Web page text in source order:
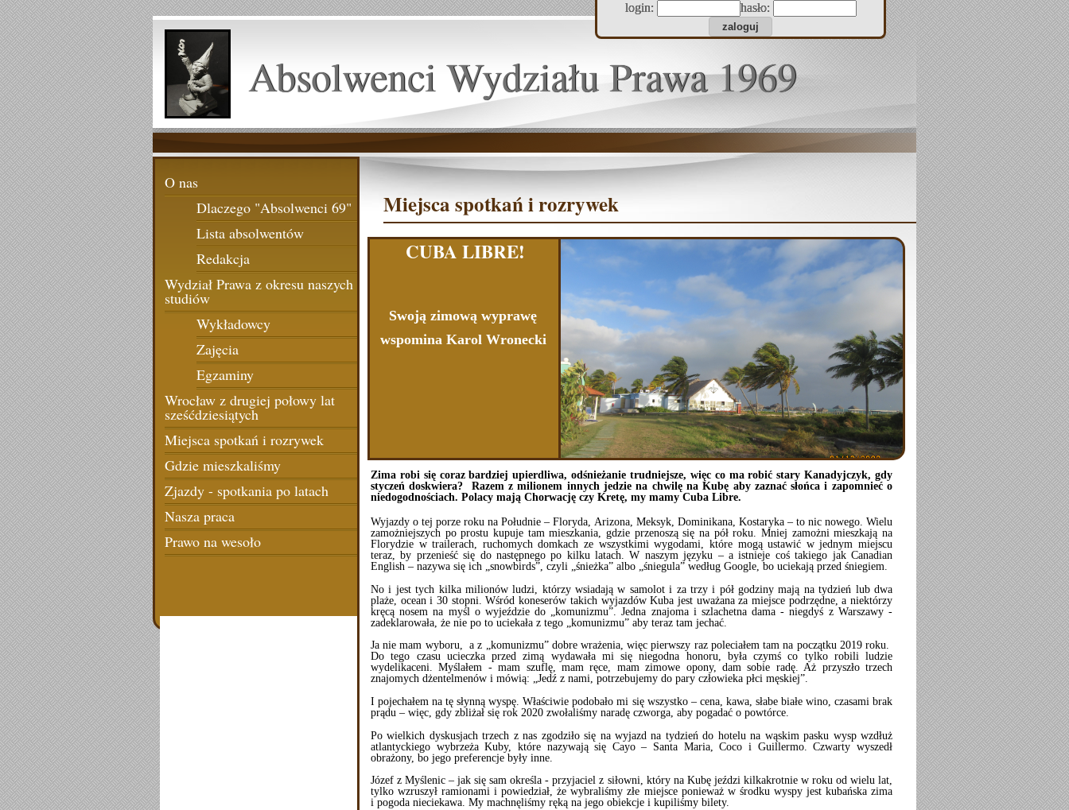
login: hasło:
Absolwenci Wydziału Prawa 1969
O nas
Dlaczego "Absolwenci 69"
Lista absolwentów
Redakcja
Wydział Prawa z okresu naszych
studiów
Wykładowcy
Zajęcia
Egzaminy
Wrocław z drugiej połowy lat
sześćdziesiątych
Miejsca spotkań i rozrywek
Gdzie mieszkaliśmy
Zjazdy - spotkania po latach
Nasza praca
Prawo na wesoło
Miejsca spotkań i rozrywek
CUBA LIBRE!
Swoją zimową wyprawę
wspomina Karol Wronecki
Zima robi się coraz bardziej upierdliwa, odśnieżanie trudniejsze, więc co ma robić stary Kanadyjczyk, gdy
styczeń doskwiera? Razem z milionem innych jedzie na chwilę na Kubę aby zaznać słońca i zapomnieć o
niedogodnościach. Polacy mają Chorwację czy Kretę, my mamy Cuba Libre.
Wyjazdy o tej porze roku na Południe – Floryda, Arizona, Meksyk, Dominikana, Kostaryka – to nic nowego. Wielu
zamożniejszych po prostu kupuje tam mieszkania, gdzie przenoszą się na pół roku. Mniej zamożni mieszkają na
Florydzie w trailerach, ruchomych domkach ze wszystkimi wygodami, które mogą ustawić w jednym miejscu
teraz, by przenieść się do następnego po kilku latach. W naszym języku – a istnieje coś takiego jak Canadian
English – nazywa się ich „snowbirds”, czyli „śnieżka” albo „śniegula” według Google, bo uciekają przed śniegiem.
No i jest tych kilka milionów ludzi, którzy wsiadają w samolot i za trzy i pół godziny mają na tydzień lub dwa
plaże, ocean i 30 stopni. Wśród koneserów takich wyjazdów Kuba jest uważana za miejsce podrzędne, a niektórzy
kręcą nosem na myśl o wyjeździe do „komunizmu”. Jedna znajoma i szlachetna dama - niegdyś z Warszawy -
zadeklarowała, że nie po to uciekała z tego „komunizmu” aby teraz tam jechać.
Ja nie mam wyboru, a z „komunizmu” dobre wrażenia, więc pierwszy raz poleciałem tam na początku 2019 roku.
Do tego czasu ucieczka przed zimą wydawała mi się niegodna honoru, była czymś co tylko robili ludzie
wydelikaceni. Myślałem - mam szuflę, mam ręce, mam zimowe opony, dam sobie radę. Aż przyszło trzech
znajomych dżentelmenów i mówią: „Jedź z nami, potrzebujemy do pary człowieka płci męskiej”.
I pojechałem na tę słynną wyspę. Właściwie podobało mi się wszystko – cena, kawa, słabe białe wino, czasami brak
prądu – więc, gdy zbliżał się rok 2020 zwołaliśmy naradę czworga, aby pogadać o powtórce.
Po wielkich dyskusjach trzech z nas zgodziło się na wyjazd na tydzień do hotelu na wąskim pasku wysp wzdłuż
atlantyckiego wybrzeża Kuby, które nazywają się Cayo – Santa Maria, Coco i Guillermo. Czwarty wyszedł
obrażony, bo jego preferencje były inne.
Józef z Myślenic – jak się sam określa - przyjaciel z siłowni, który na Kubę jeździ kilkakrotnie w roku od wielu lat,
tylko wzruszył ramionami i powiedział, że wybraliśmy złe miejsce ponieważ w środku wyspy jest kubańska zima
i pogoda nieciekawa. My machnęliśmy ręką na jego obiekcje i kupiliśmy bilety.